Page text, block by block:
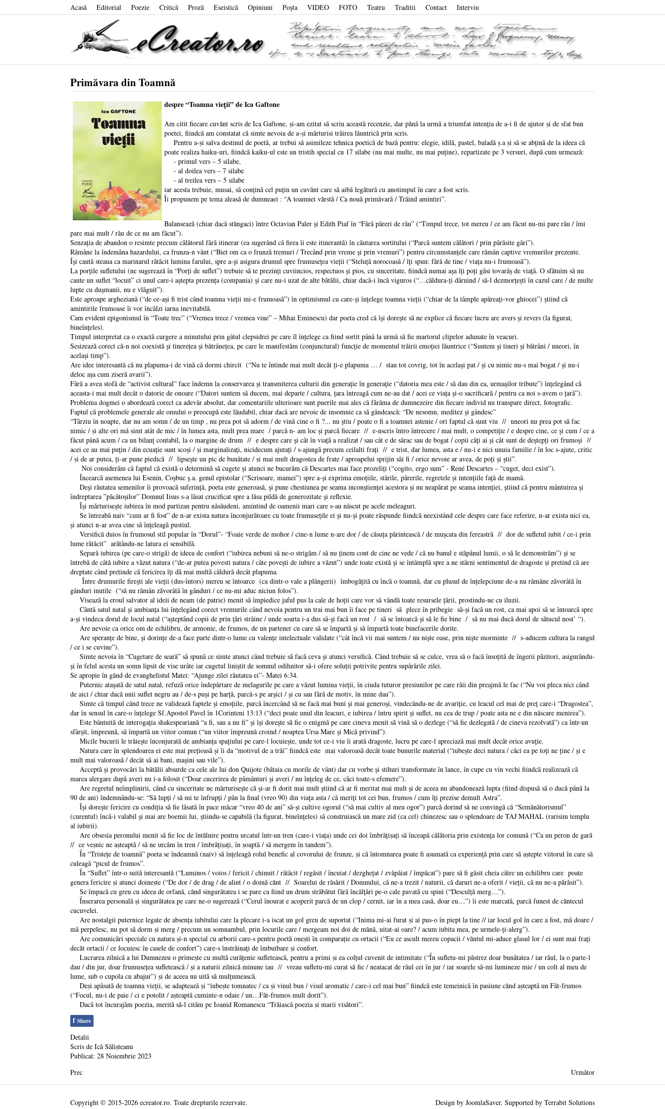
Acasă Editorial Poezie Critică Proză Eseistică Opiniuni Poşta VIDEO FOTO Teatru Traditii Contact Interviu
Primăvara din Toamnă
despre “Toamna vieţii” de Ica Gaftone
Am citit fiecare cuvȃnt scris de Ica Gaftone, ṣi-am ezitat să scriu această recenzie, dar pȃnă la urmă a triumfat intenţia de a-i fi de ajutor ṣi de sfat bun
poetei, fiindcă am constatat că simte nevoia de a-ṣi mărturisi trăirea lăuntrică prin scris.
Pentru a-ṣi salva destinul de poetă, ar trebui să asimileze tehnica poetică de bază pentru: elegie, idilă, pastel, baladă ṣ.a ṣi să se abţină de la ideea că
poate realiza haiku-uri, fiindcă kaiku-ul este un tristih special cu 17 silabe (nu mai multe, nu mai puţine), repartizate pe 3 versuri, după cum urmează:
- primul vers – 5 silabe,
- al doilea vers – 7 silabe
- al treilea vers – 5 silabe
iar acesta trebuie, musai, să conţină cel puţin un cuvȃnt care să aibă legătură cu anotimpul în care a fost scris.
Ḯi propunem pe tema aleasă de dumneaei : “A toamnei vȃrstă / Ca nouă primăvară / Trăind amintiri”.
Balansează (chiar dacă stȃngaci) între Octavian Paler şi Edith Piaf în “Fără păreri de rău” (“Timpul trece, tot mereu / ce am făcut nu-mi pare rău / îmi
pare mai mult / rău de ce nu am făcut”).
Senzaţia de abandon o resimte precum călătorul fără itinerar (ea sugerând că firea îi este itinerantă) în căutarea sortitului (“Parcă suntem călători / prin părăsite gări”).
Rămâne la îndemâna hazardului, ca frunza-n vânt (“Biet om ca o frunză tremuri / Trecând prin vreme şi prin vremuri”) pentru circumstanţele care rămân captive vremurilor prezente.
Îşi caută steaua ca marinarul rătăcit lumina farului, spre a-şi asigura drumul spre frumuseţea vieţii (“Steluţă norocoasă / îţi spun: fără de tine / viaţa nu-i frumoasă”).
La porţile sufletului (ne sugerează în “Porţi de suflet”) trebuie să te prezinţi cuviincios, respectuos şi pios, cu sinceritate, fiindcă numai aşa îţi poţi găsi tovarăş de viaţă. O sfătuim să nu
caute un suflet “locuit” ci unul care-i aştepta prezenţa (compania) şi care nu-i uzat de alte bătălii, chiar dacă-i încă viguros (“…căldura-ţi dăruind / să-l dezmorţeşti în cazul care / de multe
lupte cu duşmanii, nu e vlăguit”).
Este aproape argheziană (“de ce-aşi fi trist când toamna vieţii mi-e frumoasă”) în optimismul cu care-şi înţelege toamna vieţii (“chiar de la tâmple apăreaţi-vor ghiocei”) ştiind că
amintirile frumoase îi vor încălzi iarna inevitabilă.
Cam evident epigonismul în “Toate trec” (“Vremea trece / vremea vine” – Mihai Eminescu) dar poeta cred că îşi doreşte să ne explice că fiecare lucru are avers şi revers (la figurat,
bineînţeles).
Timpul interpretat ca o exactă curgere a minutului prin gâtul clepsidrei pe care îl înţelege ca fiind sortit până la urmă să fie martorul clipelor adunate în veacuri.
Sesizează corect că-n noi coexistă şi tinereţea şi bătrâneţea, pe care le manifestăm (conjunctural) funcţie de momentul trăirii emoţiei lăuntrice (“Suntem şi tineri şi bătrâni / uneori, în
acelaşi timp”).
Are idee interesantă că nu plapuma-i de vină că dormi chircit (“Nu te întinde mai mult decât ţi-e plapuma … / stau tot covrig, tot în acelaşi pat / şi cu nimic nu-s mai bogat / şi nu-i
deloc aşa cum ziseră avarii”).
Fără a avea stofă de “activist cultural” face îndemn la conservarea şi transmiterea culturii din generaţie în generaţie (“datoria mea este / să dau din ea, urmaşilor tribute”) înţelegând că
aceasta-i mai mult decât o datorie de onoare (“Datori suntem să ducem, mai departe / cultura, ţara întreagă cum ne-au dat / acei ce viaţa şi-o sacrificară / pentru ca noi s-avem o ţară”).
Problema dogmei o abordează corect ca adevăr absolut, dar comentariile ulterioare sunt puerile mai ales că fărâma de dumnezeire din fiecare individ nu transpare direct, fotografic.
Faptul că problemele generale ale omului o preocupă este lăudabil, chiar dacă are nevoie de insomnie ca să gândească: “De nesomn, meditez și gândesc”
“Târziu în noapte, dar nu am somn / de un timp , nu prea pot să adorm / de vină cine o fi ?... nu știu / poate o fi a toamnei astenie / ori faptul că sunt viu // uneori nu prea pot să fac
nimic / ṣi alte ori mă simt atât de mic / în lumea asta, mult prea mare / parcă n- am loc şi parcă fiecare // e-nscris întro întrecere / mai mult, o competiție / e despre cine, ce și cum / ce a
făcut până acum / ca un bilanț contabil, la o margine de drum // e despre care și cât în viață a realizat / sau cât e de sărac sau de bogat / copii câți ai și cât sunt de deștepți ori frumoși //
acei ce au mai puțin / din ecuație sunt scoși / ṣi marginalizați, nicidecum ajutați / s-ajungă precum ceilalti frați // e trist, dar lumea, asta e / nu-i e nici unuia familie / în loc s-ajute, critic
/ ṣi de ar putea, ți-ar pune piedică // lipsește un pic de bunătate / ṣi mai mult dragostea de frate / aproapelui sprijin săi fi / orice nevoie ar avea, de poți și știi”.
Noi considerăm că faptul că există o determină să cugete şi atunci ne bucurăm că Descartes mai face prozeliţi (“cogito, ergo sum” - René Descartes – “cuget, deci exist”).
Încearcă asemenea lui Esenin, Coşbuc ş.a. genul epistolar (“Scrisoare, mamei”) spre a-şi exprima emoţiile, stările, părerile, regretele şi intenţiile faţă de mamă.
Deşi răutatea semenilor îi provoacă suferinţă, poeta este generoasă, şi pune chestiunea pe seama inconştienţei acestora şi nu neapărat pe seama intenţiei, ştiind că pentru mântuirea şi
îndreptarea ”păcătoşilor” Domnul Iisus s-a lăsat crucificat spre a lăsa pildă de generozitate şi reflexie.
Îşi mărturiseşte iubirea în mod partizan pentru năsăudeni, amintind de oamenii mari care s-au născut pe acele meleaguri.
Se întreabă naiv “cum ar fi fost” de n-ar exista natura înconjurătoare cu toate frumuseţile ei şi nu-şi poate răspunde fiindcă neexistând cele despre care face referire, n-ar exista nici ea,
şi atunci n-ar avea cine să înţeleagă pustiul.
Versifică duios în frumosul stil popular în “Dorul”- “Foaie verde de mohor / cine-n lume n-are dor / de căsuţa părintească / de muşcata din fereastră // dor de sufletul iubit / ce-i prin
lume rătăcit” arătându-ne latura ei sensibilă.
Separă iubirea (pe care-o strigă) de ideea de confort (“iubirea nebuni să ne-o strigăm / să nu ţinem cont de cine ne vede / că nu banul e stăpânul lumii, o să le demonstrăm”) şi se
întrebă de câtă iubire a văzut natura (“de-ar putea povesti natura / câte poveşti de iubire a văzut”) unde toate există şi se întâmplă spre a ne stârni sentimentul de dragoste ṣi pretind că are
dreptate când pretinde că fericirea îţi dă mai multă căldură decât plapuma.
Între drumurile fireşti ale vieţii (dus-întors) mereu se întoarce (ca dintr-o vale a plângerii) îmbogăţită cu încă o toamnă, dar cu plusul de înţelepciune de-a nu rămâne zăvorâtă în
gânduri inutile (“să nu rămân zăvorâtă în gânduri / ce nu-mi aduc niciun folos”).
Visează la eroul salvator al ideii de neam (de patrie) menit să împiedice jaful pus la cale de hoţii care vor să vândă toate resursele ţării, prostindu-ne cu iluzii.
Cântă satul natal şi ambianţa lui înţelegând corect vremurile când nevoia pentru un trai mai bun îi face pe tineri să plece în pribegie să-şi facă un rost, ca mai apoi să se întoarcă spre
a-şi vindeca dorul de locul natal (“aşteptând copii de prin ţări străine / unde soarta i-a dus să-şi facă un rost / să se întoarcă şi să le fie bine / să nu mai ducă dorul de sătucul nost’ “).
Are nevoie ca orice om de echilibru, de armonie, de frumos, de un partener cu care să se împartă şi să împartă toate binefacerile dorite.
Are speranţe de bine, şi dorinţe de-a face parte dintr-o lume cu valenţe intelectuale validate (“cât încă vii mai suntem / nu nişte oase, prin nişte morminte // s-aducem cultura la rangul
/ ce i se cuvine”).
Simte nevoia în “Cugetare de seară” să spună ce simte atunci când trebuie să facă ceva şi atunci versifică. Când trebuie să se culce, vrea să o facă însoţită de îngerii păzitori, asigurându-
şi în felul acesta un somn lipsit de vise urâte iar cugetul liniştit de somnul odihnitor să-i ofere soluţii potrivite pentru supărările zilei.
Se apropie în gȃnd de evanghelistul Matei: “Ajunge zilei răutatea ei”- Matei 6:34.
Puternic ataşată de satul natal, refuză orice îndepărtare de melagurile pe care a văzut lumina vieţii, în ciuda tuturor presiunilor pe care răii din preajmă le fac (“Nu voi pleca nici când
de aici / chiar dacă unii suflet negru au / de-s puşi pe harţă, parcă-s pe arşici / şi cu sau fără de motiv, în mine dau”).
Simte că timpul când trece ne validează faptele şi emoţiile, parcă încercând să ne facă mai buni şi mai generoşi, vindecându-ne de avariţie, cu leacul cel mai de preţ care-i “Dragostea”,
dar în sensul în care-o înţelege Sf.Apostol Pavel în 1Corinteni 13:13 (“deci poate unul din leacuri, e iubirea / întru spirit şi suflet, nu cea de trup / poate asta ne e din născare menirea”).
Este bântuită de interogaţia shakespeariană “a fi, sau a nu fi” şi îşi doreşte să fie o enigmă pe care cineva menit să vină să o dezlege (“să fie dezlegată / de cineva rezolvată”) ca într-un
sfârşit, împreună, să împartă un viitor comun (“un viitor împreună croind / noaptea Ursa Mare şi Mică privind”).
Micile bucurii le trăieşte înconjurată de ambianţa spaţiului pe care-l locuieşte, unde tot ce-i viu îi arată dragoste, lucru pe care-l apreciază mai mult decât orice avuţie.
Natura care în splendoarea ei este mai preţioasă şi îi da “motivul de a trăi” fiindcă este mai valoroasă decât toate bunurile material (“iubeşte deci natura / căci ea pe toţi ne ţine / şi e
mult mai valoroasă / decât să ai bani, maşini sau vile”).
Acceptă şi provocări la bătălii absurde ca cele ale lui don Quijote (bătaia cu morile de vânt) dar cu vorbe şi stihuri transformate în lance, în cupe cu vin vechi fiindcă realizează că
marea alergare după averi nu i-a folosit (“Doar cucerirea de pământuri şi averi / nu înţeleg de ce, căci toate-s efemere”).
Are regretul neîmplinirii, când cu sinceritate ne mărturiseşte că şi-ar fi dorit mai mult ştiind că ar fi meritat mai mult şi de aceea nu abandonează lupta (fiind dispusă să o ducă până la
90 de ani) îndemnându-se: “Să lupţi / să mi te înfrupţi / pân la final (vreo 90) din viaţa asta / că meriţi tot cei bun, frumos / cum îţi prezise demult Astra”.
Îşi doreşte fericire cu condiţia să fie lăsată în pace măcar “vreo 40 de ani” să-şi cultive ogorul (“să mai cultiv al meu ogor”) parcă dorind să ne convingă că “Semănătorismul”
(curentul) încă-i valabil şi mai are boemii lui, ştiindu-se capabilă (la figurat, bineînţeles) să construiască un mare zid (ca cel) chinezesc sau o splendoare de TAJ MAHAL (rarisim templu
al iubirii).
Are obsesia peronului menit să fie loc de întȃlnire pentru urcatul într-un tren (care-i viaţa) unde cei doi îmbrăţiṣaţi să înceapă călătoria prin existenţa lor comună (“Ca un peron de gară
// ce veṣnic ne aṣteaptă / să ne urcăm în tren / îmbrăţiṣaţi, în ṣoaptă / să mergem în tandem”).
Ḯn “Tristeţe de toamnă” poeta se îndeamnă (naiv) să înţeleagă rolul benefic al covorului de frunze, ṣi că întomnarea poate fi asumată ca experienţă prin care să aṣtepte viitorul în care să
culeagă “picul de frumos”.
Ḯn “Suflet” într-o suită interesantă (“Luminos / voios / fericit / chinuit / rătăcit / regăsit / încuiat / dezgheţat / zvăpăiat / împăcat”) pare să fi găsit cheia către un echilibru care poate
genera fericire ṣi atunci doineṣte (“De dor / de drag / de alint / o doină cȃnt // Soarelui de răsărit / Domnului, că ne-a trezit / naturii, că daruri ne-a oferit / vieţii, că nu ne-a părăsit”).
Se împacă cu greu cu ideea de orfană, cȃnd singurătatea i se pare ca fiind un drum străbătut fără încălţări pe-o cale pavată cu spini (“Desculţă merg…”).
Ḯnserarea personală ṣi singurătatea pe care ne-o sugerează (“Cerul înourat e acoperit parcă de un clop / cernit, iar în a mea casă, doar eu…”) îi este marcată, parcă funest de cȃntecul
cucuvelei.
Are nostalgii puternice legate de absenţa iubitului care la plecare i-a iscat un gol greu de suportat (“Inima mi-ai furat ṣi ai pus-o în piept la tine // iar locul gol în care a fost, mă doare /
mă perpelesc, nu pot să dorm ṣi merg / precum un somnambul, prin locurile care / mergeam noi doi de mȃnă, uitat-ai oare? / acum iubita mea, pe urmele-ţi-alerg”).
Are comunicări speciale cu natura ṣi-n special cu arborii care-s pentru poetă oneṣti în comparaţie cu ortacii (“Eu ce ascult mereu copacii / vȃntul mi-aduce glasul lor / ei sunt mai fraţi
decȃt ortacii / ce locuiesc în casele de confort”) care-s înstrăinaţi de îmbuibare ṣi confort.
Lucrarea zilnică a lui Dumnezeu o primeṣte cu multă curăţenie sufletească, pentru a primi ṣi ea colţul cuvenit de intimitate (“Ḯn sufletu-mi păstrez doar bunătatea / iar răul, la o parte-l
dau / din jur, doar frumuseţea sufletească / ṣi a naturii zilnică minune iau // vreau sufletu-mi curat să fie / neatacat de răul cei în jur / iar soarele să-mi lumineze mie / un colt al meu de
lume, sub o cupola cu abajur”) ṣi de aceea nu uită să mulţumească.
Deṣi apăsată de toamna vieţii, se adaptează ṣi “iubeṣte tomnatec / ca ṣi vinul bun / visul aromatic / care-i cel mai bun” fiindcă este temeinică în pasiune cȃnd aṣteaptă un Făt-frumos
(“Focul, nu-i de paie / ci e potolit / aṣteaptă cuminte-n odaie / un…Făt-frumos mult dorit”).
Dacă tot încurajăm poezia, merită să-l cităm pe Ioanid Romanescu “Trăiască poezia ṣi marii visători”.
f Share
Detalii
Scris de Ică Săliṣteanu
Publicat: 28 Noiembrie 2023
Prec
Următor
Copyright © 2015-2026 ecreator.ro. Toate drepturile rezervate. Design by JoomlaSaver. Supported by Terrabit Solutions